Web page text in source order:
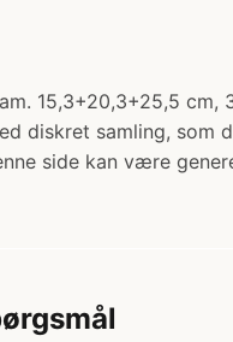
15,3+20,3+25,5
diskret samling, som
side kan være